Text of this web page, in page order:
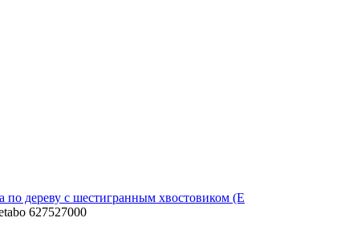
по дереву с шестигранным хвостовиком (E
627527000